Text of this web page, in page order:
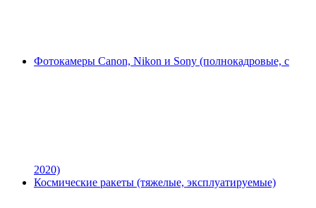
Фотокамеры Canon, Nikon и Sony (полнокадровые, с
2020)
Космические ракеты (тяжелые, эксплуатируемые)